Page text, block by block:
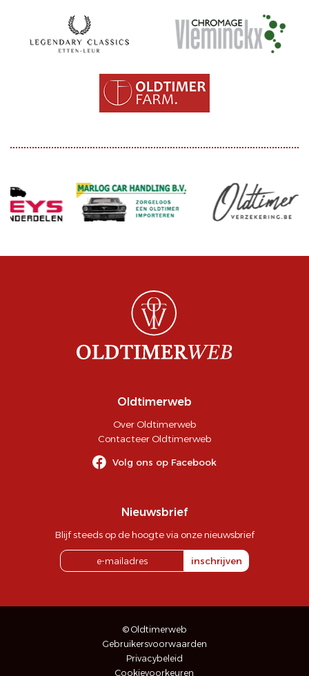
Oldtimerweb
Over Oldtimerweb
Contacteer Oldtimerweb
Volg ons op Facebook
Nieuwsbrief
Blijf steeds op de hoogte via onze nieuwsbrief
inschrijven
© Oldtimerweb
Gebruikersvoorwaarden
Privacybeleid
Cookievoorkeuren